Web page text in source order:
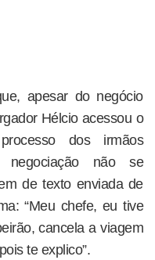
apesar do negócio
Hélcio acessou o
dos irmãos
não se
de texto enviada de
“Meu chefe, eu tive
cancela a viagem
te explico”.